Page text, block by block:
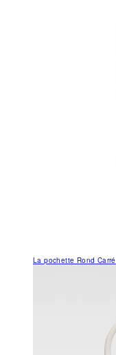
La pochette Rond Carré